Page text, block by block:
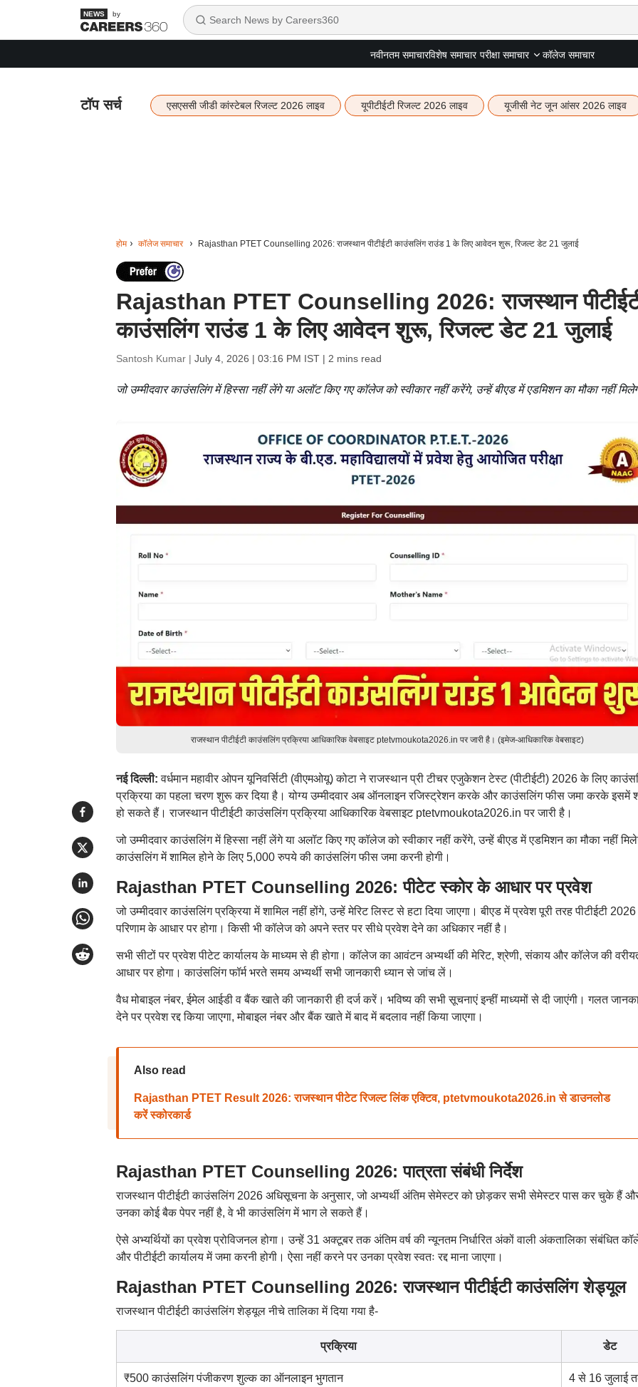
by
नवीनतम समाचारविशेष समाचार परीक्षा समाचार कॉलेज समाचार
टॉप सर्च एसएससी जीडी कांस्टेबल रिजल्ट 2026 लाइव यूपीटीईटी रिजल्ट 2026 लाइव यूजीसी नेट जून आंसर 2026 लाइव
होम कॉलेज समाचार Rajasthan PTET Counselling 2026: राजस्थान पीटीईटी काउंसलिंग राउंड 1 के लिए आवेदन शुरू, रिजल्ट डेट 21 जुलाई
Rajasthan PTET Counselling 2026: राजस्थान
काउंसलिंग राउंड 1 के लिए आवेदन शुरू, रिजल्ट डेट 21 जुलाई
Santosh Kumar | July 4, 2026 | 03:16 PM IST| 2 mins read
जो उम्मीदवार काउंसलिंग में हिस्सा नहीं लेंगे या अलॉट किए गए कॉलेज को स्वीकार नहीं करेंगे, उन्हें बीएड में एडमिशन का मौका नहीं
राजस्थान पीटीईटी काउंसलिंग प्रक्रिया आधिकारिक वेबसाइट ptetvmoukota2026.in पर जारी है। (इमेज-आधिकारिक वेबसाइट)
नई दिल्ली: वर्धमान महावीर ओपन यूनिवर्सिटी (वीएमओयू) कोटा ने राजस्थान प्री टीचर एजुकेशन टेस्ट (पीटीईटी) 2026 के लिए
प्रक्रिया का पहला चरण शुरू कर दिया है। योग्य उम्मीदवार अब ऑनलाइन रजिस्ट्रेशन करके और काउंसलिंग फीस जमा करके इसमें
हो सकते हैं। राजस्थान पीटीईटी काउंसलिंग प्रक्रिया आधिकारिक वेबसाइट ptetvmoukota2026.in पर जारी है।
जो उम्मीदवार काउंसलिंग में हिस्सा नहीं लेंगे या अलॉट किए गए कॉलेज को स्वीकार नहीं करेंगे, उन्हें बीएड में एडमिशन का मौका नहीं
काउंसलिंग में शामिल होने के लिए 5,000 रुपये की काउंसलिंग फीस जमा करनी होगी।
Rajasthan PTET Counselling 2026: पीटेट स्कोर के आधार पर प्रवेश
जो उम्मीदवार काउंसलिंग प्रक्रिया में शामिल नहीं होंगे, उन्हें मेरिट लिस्ट से हटा दिया जाएगा। बीएड में प्रवेश पूरी तरह पीटीईटी
परिणाम के आधार पर होगा। किसी भी कॉलेज को अपने स्तर पर सीधे प्रवेश देने का अधिकार नहीं है।
सभी सीटों पर प्रवेश पीटेट कार्यालय के माध्यम से ही होगा। कॉलेज का आवंटन अभ्यर्थी की मेरिट, श्रेणी, संकाय और कॉलेज की
आधार पर होगा। काउंसलिंग फॉर्म भरते समय अभ्यर्थी सभी जानकारी ध्यान से जांच लें।
वैध मोबाइल नंबर, ईमेल आईडी व बैंक खाते की जानकारी ही दर्ज करें। भविष्य की सभी सूचनाएं इन्हीं माध्यमों से दी जाएंगी। गलत
देने पर प्रवेश रद्द किया जाएगा, मोबाइल नंबर और बैंक खाते में बाद में बदलाव नहीं किया जाएगा।
Also read
Rajasthan PTET Result 2026: राजस्थान पीटेट रिजल्ट लिंक एक्टिव, ptetvmoukota2026.in से डाउनलोड
करें स्कोरकार्ड
Rajasthan PTET Counselling 2026: पात्रता संबंधी निर्देश
राजस्थान पीटीईटी काउंसलिंग 2026 अधिसूचना के अनुसार, जो अभ्यर्थी अंतिम सेमेस्टर को छोड़कर सभी सेमेस्टर पास कर चुके हैं
उनका कोई बैक पेपर नहीं है, वे भी काउंसलिंग में भाग ले सकते हैं।
ऐसे अभ्यर्थियों का प्रवेश प्रोविजनल होगा। उन्हें 31 अक्टूबर तक अंतिम वर्ष की न्यूनतम निर्धारित अंकों वाली अंकतालिका संबंधित
और पीटीईटी कार्यालय में जमा करनी होगी। ऐसा नहीं करने पर उनका प्रवेश स्वतः रद्द माना जाएगा।
Rajasthan PTET Counselling 2026: राजस्थान पीटीईटी काउंसलिंग शेड्यूल
राजस्थान पीटीईटी काउंसलिंग शेड्यूल नीचे तालिका में दिया गया है-
प्रक्रिया डेट
₹500 काउंसलिंग पंजीकरण शुल्क का ऑनलाइन भुगतान 4 से 16 जुलाई